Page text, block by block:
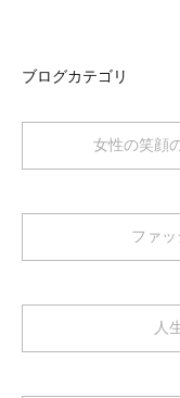
ブログカテゴリ
女性の笑顔
ファ
人